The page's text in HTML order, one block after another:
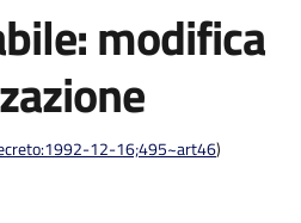
modifica
12-16;495~art46)